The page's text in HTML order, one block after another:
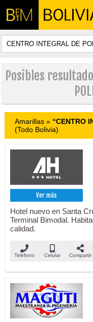
Posibles
Amarillas » “CENTRO
(Todo Bolivia)
Ver más
Hotel nuevo en Santa
Terminal Bimodal.
calidad.
Teléfono Celular Compartir